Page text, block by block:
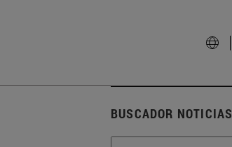
BUSCADOR NOTICIAS